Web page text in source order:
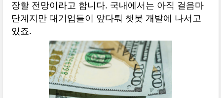
장할 전망이라고 합니다. 국내에서는 아직 걸음마
단계지만 대기업들이 앞다퉈 챗봇 개발에 나서고
있죠.